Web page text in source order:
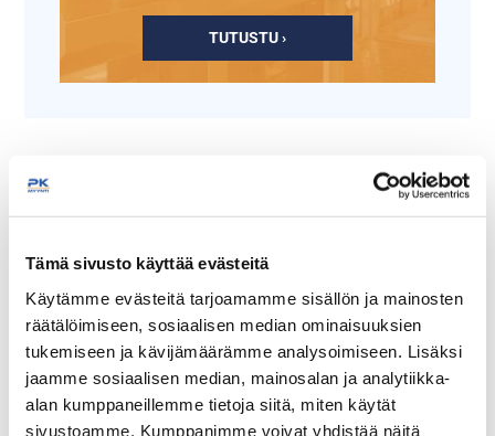
Tämä sivusto käyttää evästeitä
Käytämme evästeitä tarjoamamme sisällön ja mainosten
räätälöimiseen, sosiaalisen median ominaisuuksien
tukemiseen ja kävijämäärämme analysoimiseen. Lisäksi
jaamme sosiaalisen median, mainosalan ja analytiikka-
alan kumppaneillemme tietoja siitä, miten käytät
sivustoamme. Kumppanimme voivat yhdistää näitä
TUTUSTU ›
Global Kokkiveitsi 24cm
Kokkiveitsi 24cm
Tomaatti/vihannesveitsi
Victorinox 110 mm
Teräosan pituus 110 mm.